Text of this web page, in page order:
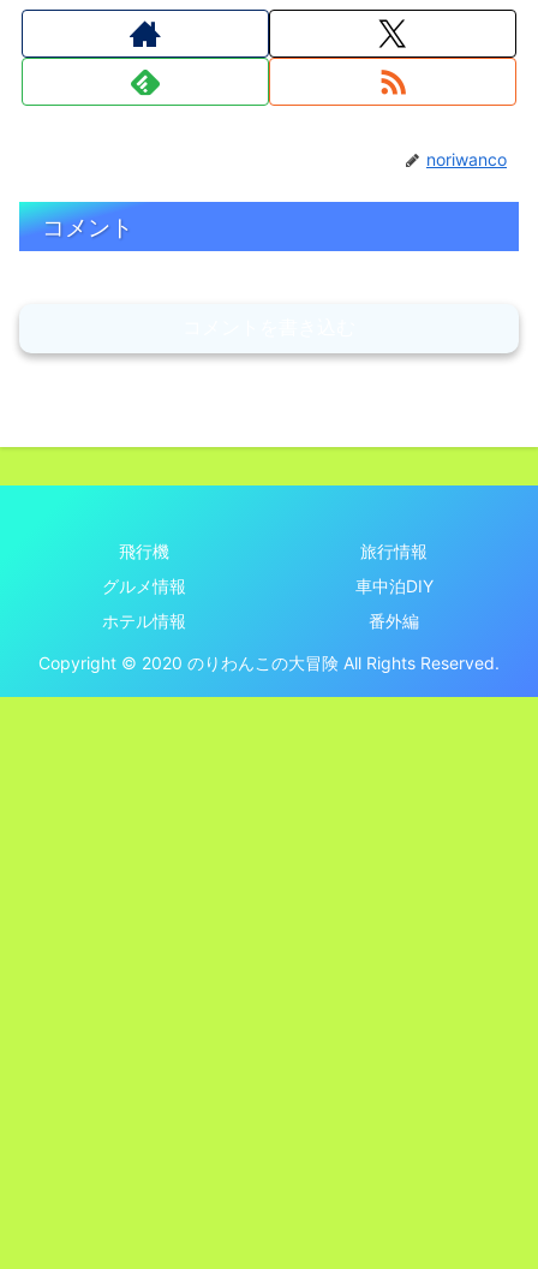
noriwanco
コメント
飛行機
旅行情報
グルメ情報
車中泊DIY
ホテル情報
番外編
Copyright © 2020 のりわんこの大冒険 All Rights Reserved.